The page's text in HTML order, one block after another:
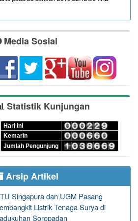
Media Sosial
Statistik Kunjungan
Hari ini
Kemarin
Jumlah Pengunjung
Arsip Artikel
Singapura dan UGM Pasang
Listrik Tenaga Surya di
Soropadan